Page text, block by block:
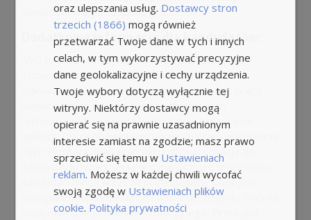
kandydatem a potrzebami pracodawcy.
Dodatkowe informacje dla kandydatów:
IWG to idealne miejsce dla osób poszukujących
zatrudnienia w różnych branżach i na różnych
stanowiskach. Firma oferuje dostęp do ofert pracy
publikowanych na renomowanych portalach
rekrutacyjnych i wspiera kandydatów w procesie
aplikacji. Dla osób zainteresowanych pracą w sektorze
HR i rekrutacji, IWG stanowi doskonałą okazję do
zdobycia doświadczenia w dynamicznym środowisku.
Kandydaci mogą liczyć na profesjonalne podejście,
transparentną komunikację i wsparcie zespołu IWG na
każdym etapie procesu rekrutacyjnego. Firma jest
oraz ulepszania usług. Dostawcy stron
trzecich (1866) mogą również
przetwarzać Twoje dane w tych i innych
celach, w tym wykorzystywać precyzyjne
dane geolokalizacyjne i cechy urządzenia.
Twoje wybory dotyczą wyłącznie tej
witryny. Niektórzy dostawcy mogą
opierać się na prawnie uzasadnionym
interesie zamiast na zgodzie; masz prawo
sprzeciwić się temu w Ustawieniach
reklam. Możesz w każdej chwili wycofać
swoją zgodę w Ustawieniach plików
cookie. Polityka prywatności